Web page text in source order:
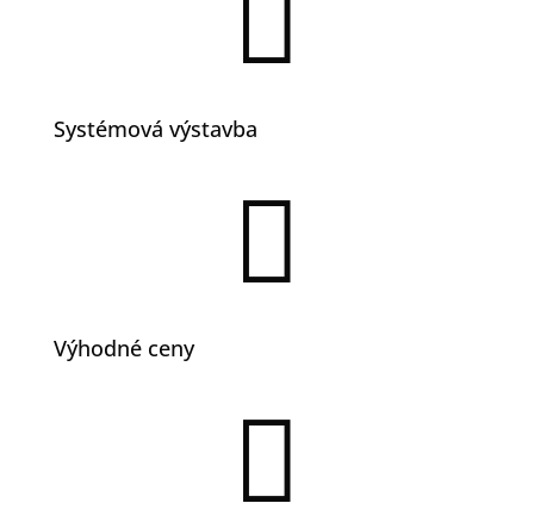
Systémová výstavba

Výhodné ceny
